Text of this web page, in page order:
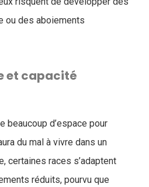
ou des aboiements
et capacité
beaucoup d’espace pour
du mal à vivre dans un
certaines races s’adaptent
réduits, pourvu que